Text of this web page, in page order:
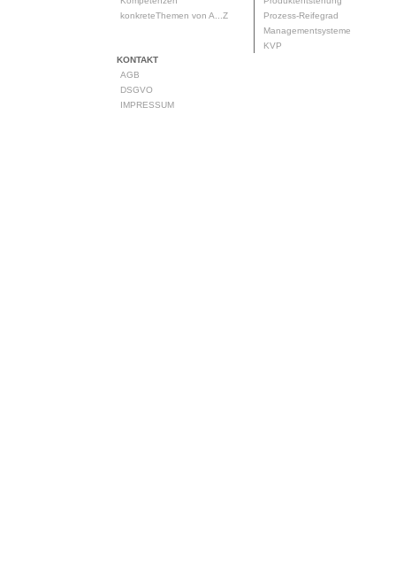
konkreteThemen von A...Z
Prozess-Reifegrad
Managementsysteme
KVP
KONTAKT
AGB
DSGVO
IMPRESSUM